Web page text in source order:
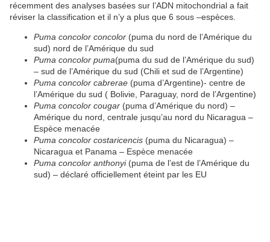
récemment des analyses basées sur l’ADN mitochondrial a fait
réviser la classification et il n’y a plus que 6 sous –espèces.
Puma concolor concolor (puma du nord de l’Amérique du
sud) nord de l’Amérique du sud
Puma concolor puma(puma du sud de l’Amérique du sud)
– sud de l’Amérique du sud (Chili et sud de l’Argentine)
Puma concolor cabrerae (puma d’Argentine)- centre de
l’Amérique du sud ( Bolivie, Paraguay, nord de l’Argentine)
Puma concolor cougar (puma d’Amérique du nord) –
Amérique du nord, centrale jusqu’au nord du Nicaragua –
Espèce menacée
Puma concolor costaricencis (puma du Nicaragua) –
Nicaragua et Panama – Espèce menacée
Puma concolor anthonyi(puma de l’est de l’Amérique du
sud) – déclaré officiellement éteint par les EU